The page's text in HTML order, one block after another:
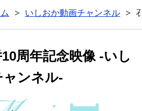
いしおか動画チャンネル
周年記念映像 -いし
ャンネル-